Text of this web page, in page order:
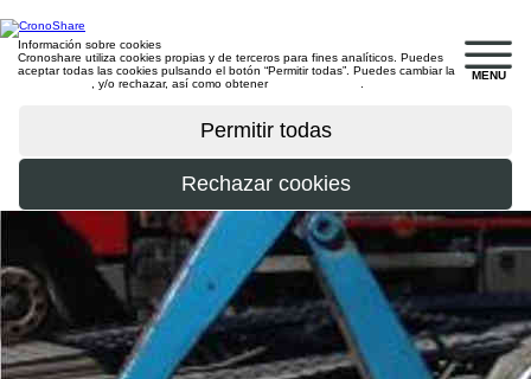
MENU
Información sobre cookies
Cronoshare utiliza cookies propias y de terceros para fines analíticos. Puedes
aceptar todas las cookies pulsando el botón “Permitir todas”. Puedes cambiar la
, y/o rechazar, así como obtener